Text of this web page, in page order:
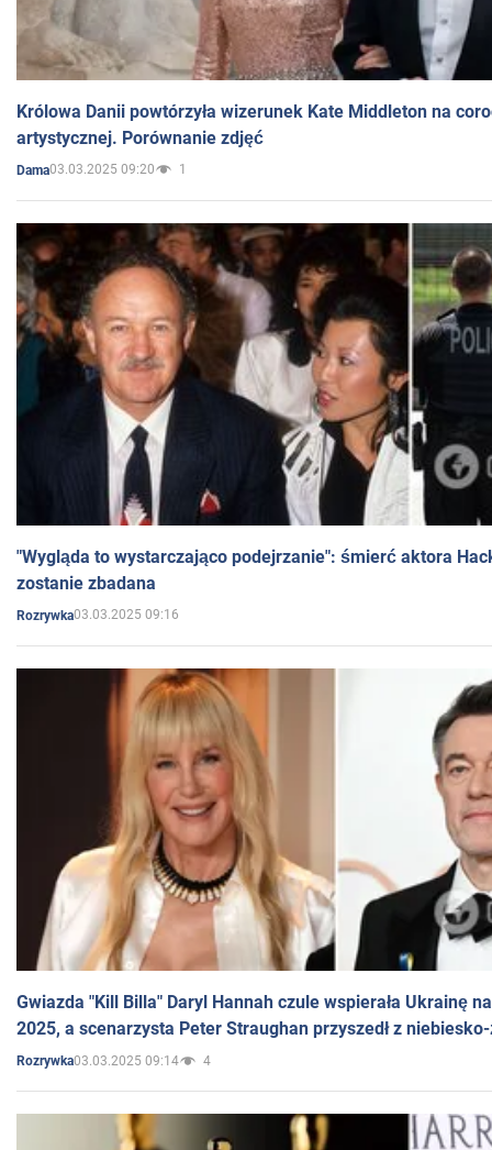
Królowa Danii powtórzyła wizerunek Kate Middleton na
artystycznej. Porównanie zdjęć
Dama03.03.2025 09:20 1
"Wygląda to wystarczająco podejrzanie": śmierć aktora
zostanie zbadana
Rozrywka03.03.2025 09:16
Gwiazda "Kill Billa" Daryl Hannah czule wspierała Ukrainę
2025, a scenarzysta Peter Straughan przyszedł z
Rozrywka03.03.2025 09:14 4